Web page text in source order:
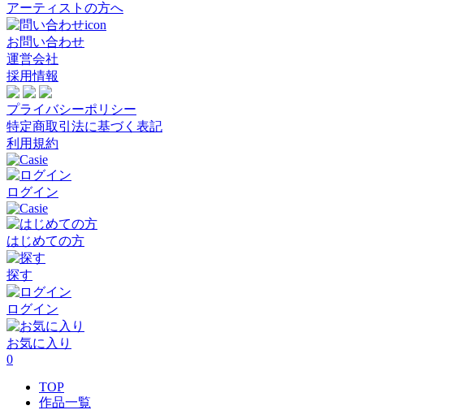
アーティストの方へ
お問い合わせ
運営会社
採用情報
プライバシーポリシー
特定商取引法に基づく表記
利用規約
ログイン
はじめての方
探す
ログイン
お気に入り
0
TOP
作品一覧